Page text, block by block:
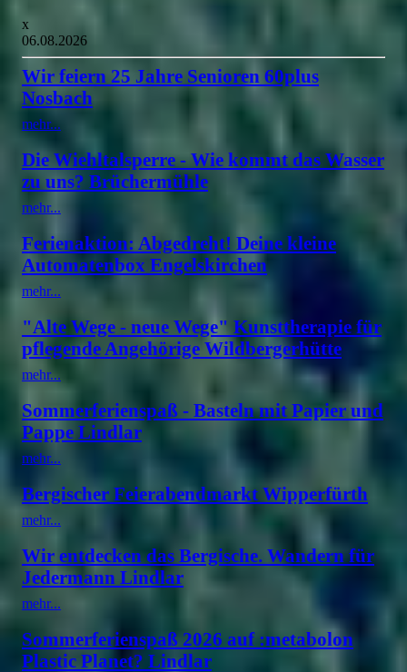
x
06.08.2026
Wir feiern 25 Jahre Senioren 60plus
Nosbach
mehr...
Die Wiehltalsperre - Wie kommt das Wasser
zu uns? Brüchermühle
mehr...
Ferienaktion: Abgedreht! Deine kleine
Automatenbox Engelskirchen
mehr...
"Alte Wege - neue Wege" Kunsttherapie für
pflegende Angehörige Wildbergerhütte
mehr...
Sommerferienspaß - Basteln mit Papier und
Pappe Lindlar
mehr...
Bergischer Feierabendmarkt Wipperfürth
mehr...
Wir entdecken das Bergische. Wandern für
Jedermann Lindlar
mehr...
Sommerferienspaß 2026 auf :metabolon
Plastic Planet? Lindlar